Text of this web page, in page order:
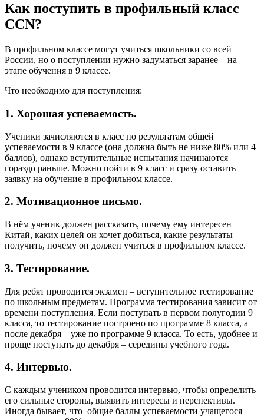
Как поступить в профильный класс
CCN?
В профильном классе могут учиться школьники со всей
России, но о поступлении нужно задуматься заранее – на
этапе обучения в 9 классе.
Что необходимо для поступления:
1. Хорошая успеваемость.
Ученики зачисляются в класс по результатам общей
успеваемости в 9 классе (она должна быть не ниже 80% или 4
баллов), однако вступительные испытания начинаются
гораздо раньше. Можно пойти в 9 класс и сразу оставить
заявку на обучение в профильном классе.
2. Мотивационное письмо.
В нём ученик должен рассказать, почему ему интересен
Китай, каких целей он хочет добиться, какие результаты
получить, почему он должен учиться в профильном классе.
3. Тестирование.
Для ребят проводится экзамен – вступительное тестирование
по школьным предметам. Программа тестирования зависит от
времени поступления. Если поступать в первом полугодии 9
класса, то тестирование построено по программе 8 класса, а
после декабря – уже по программе 9 класса. То есть, удобнее и
проще поступать до декабря – середины учебного года.
4. Интервью.
С каждым учеником проводится интервью, чтобы определить
его сильные стороны, выявить интересы и перспективы.
Иногда бывает, что общие баллы успеваемости учащегося